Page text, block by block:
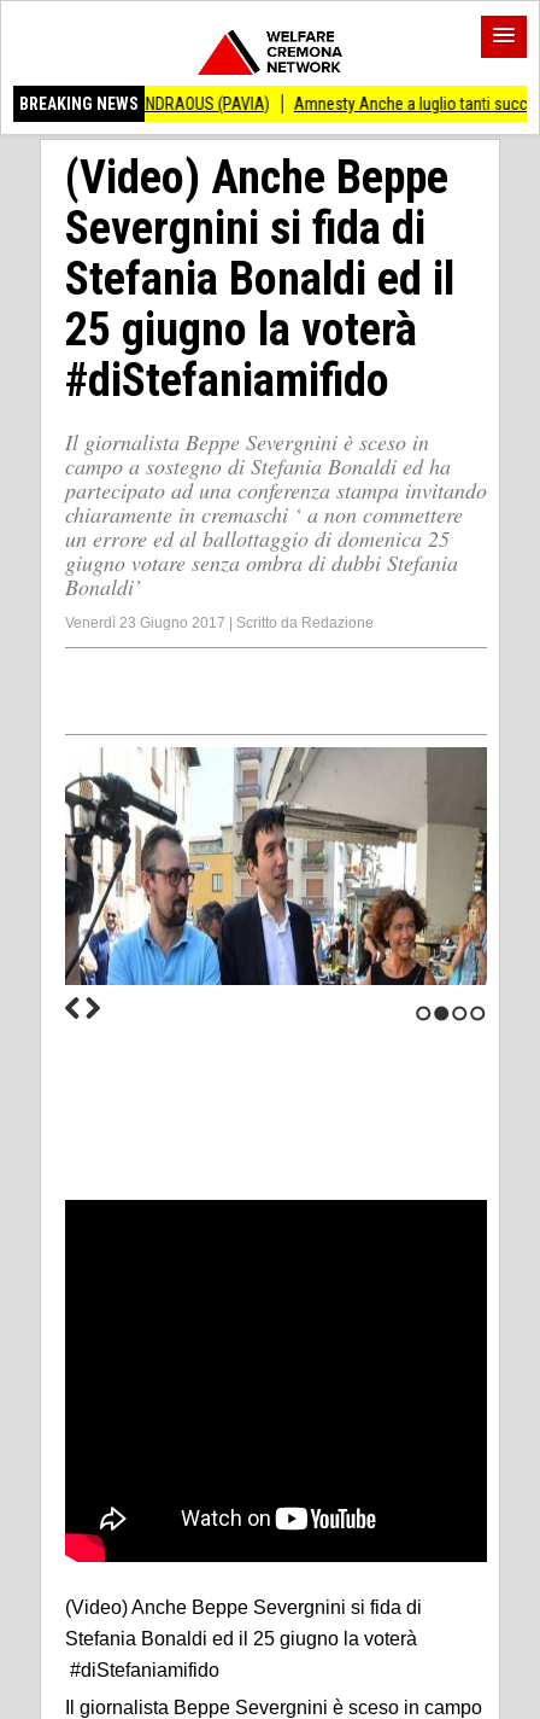
BREAKING NEWS
ANDRAOUS (PAVIA) Amnesty Anche a luglio tanti successi ed
(Video) Anche Beppe
Severgnini si fida di
Stefania Bonaldi ed il
25 giugno la voterà
#diStefaniamifido
Il giornalista Beppe Severgnini è sceso in
campo a sostegno di Stefania Bonaldi ed ha
partecipato ad una conferenza stampa invitando
chiaramente in cremaschi ‘ a non commettere
un errore ed al ballottaggio di domenica 25
giugno votare senza ombra di dubbi Stefania
Bonaldi’
Venerdì 23 Giugno 2017 Scritto da Redazione
(Video) Anche Beppe Severgnini si fida di
Stefania Bonaldi ed il 25 giugno la voterà
#diStefaniamifido
Il giornalista Beppe Severgnini è sceso in campo